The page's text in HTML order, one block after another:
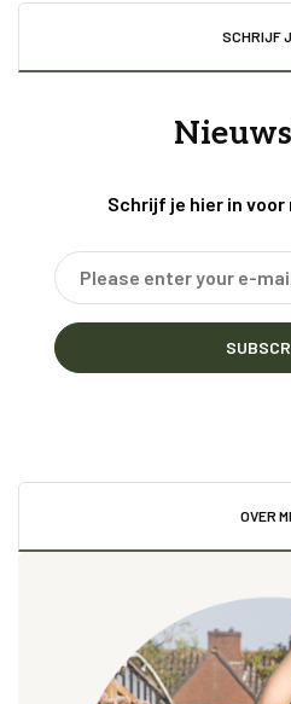
SCHRIJF
Schrijf je hier in
OVER